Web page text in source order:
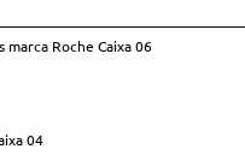
marca Roche Caixa 06
04